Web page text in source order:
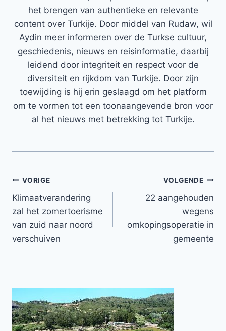
het brengen van authentieke en relevante
content over Turkije. Door middel van Rudaw, wil
Aydin meer informeren over de Turkse cultuur,
geschiedenis, nieuws en reisinformatie, daarbij
leidend door integriteit en respect voor de
diversiteit en rijkdom van Turkije. Door zijn
toewijding is hij erin geslaagd om het platform
om te vormen tot een toonaangevende bron voor
al het nieuws met betrekking tot Turkije.
Bericht
navigatie
VORIGE
Klimaatverandering
zal het zomertoerisme
van zuid naar noord
verschuiven
VOLGENDE
22 aangehouden
wegens
omkopingsoperatie in
gemeente